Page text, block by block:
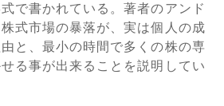
で書かれている。著者のアンド
式市場の暴落が、実は個人の成
と、最小の時間で多くの株の専
る事が出来ることを説明してい